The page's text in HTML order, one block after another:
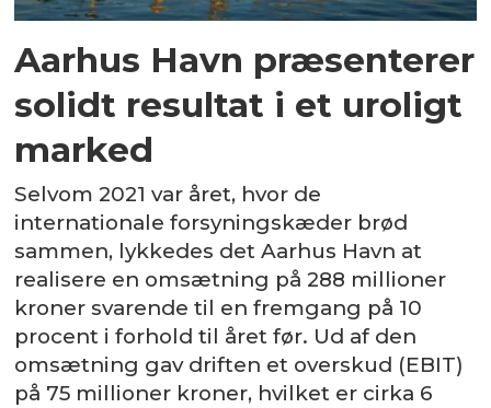
Aarhus Havn præsenterer
solidt resultat i et uroligt
marked
Selvom 2021 var året, hvor de
internationale forsyningskæder brød
sammen, lykkedes det Aarhus Havn at
realisere en omsætning på 288 millioner
kroner svarende til en fremgang på 10
procent i forhold til året før. Ud af den
omsætning gav driften et overskud (EBIT)
på 75 millioner kroner, hvilket er cirka 6